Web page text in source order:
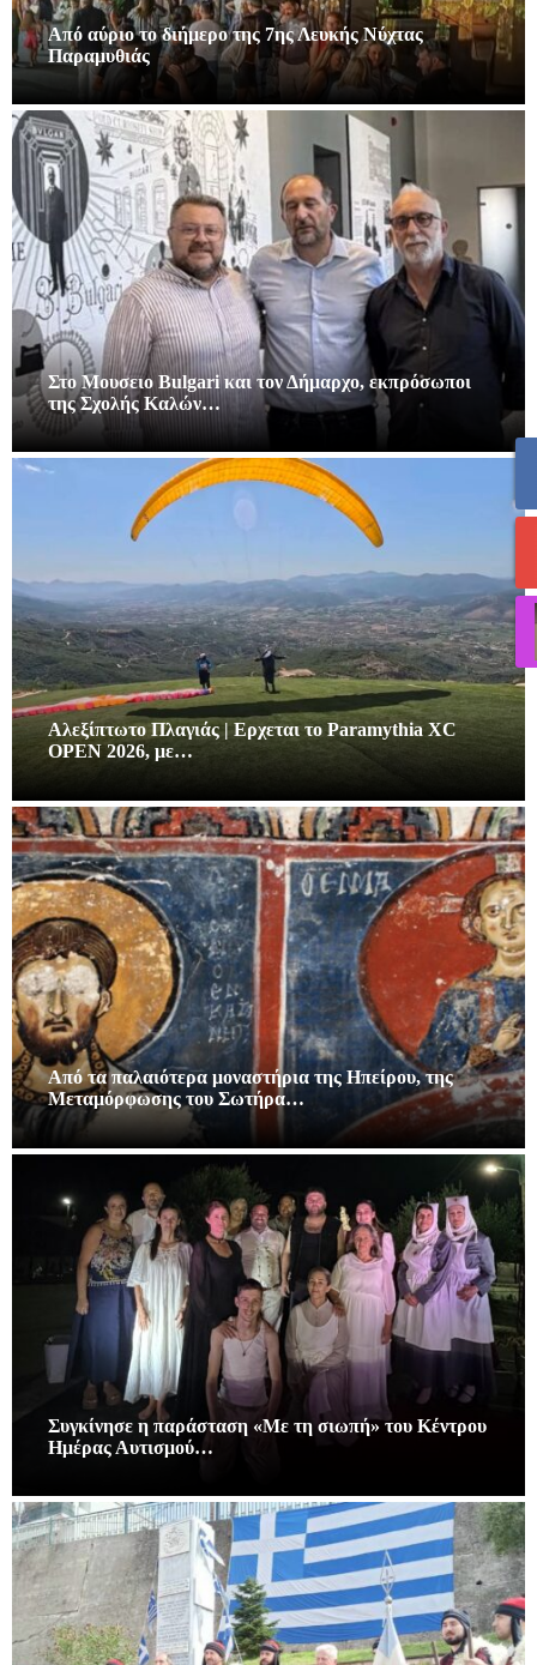
Από αύριο το διήμερο της 7ης Λευκής Νύχτας
Παραμυθιάς
Στο Μουσειο Bulgari και τον Δήμαρχο, εκπρόσωποι
της Σχολής Καλών…
Αλεξίπτωτο Πλαγιάς | Ερχεται το Paramythia XC
OPEN 2026, με…
Από τα παλαιότερα μοναστήρια της Ηπείρου, της
Μεταμόρφωσης του Σωτήρα…
Συγκίνησε η παράσταση «Με τη σιωπή» του Κέντρου
Ημέρας Αυτισμού…